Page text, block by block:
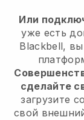
Или
уже есть
Blackbell,
сделайте
загрузите
свой